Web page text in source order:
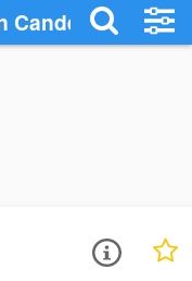
Candelária -